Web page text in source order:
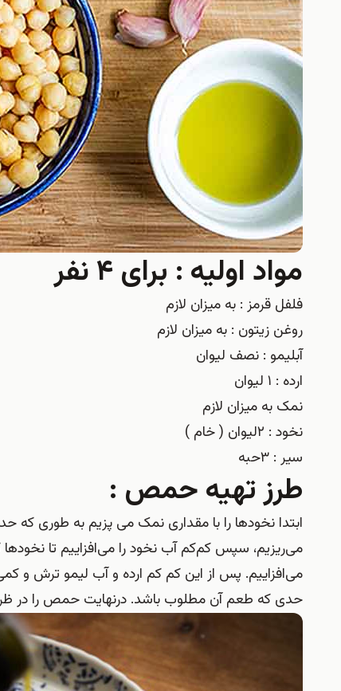
مواد اولیه : برای ۴ نفر
فلفل قرمز : به میزان لازم
روغن زیتون : به میزان لازم
آبلیمو : نصف لیوان
ارده : ۱ لیوان
نمک به میزان لازم
نخود : ۲لیوان ( خام )
سیر : ۳حبه
طرز تهیه حمص :
ابتدا نخودها را با مقداری نمک می پزیم به طوری
می‌ریزیم، سپس کم‌کم آب نخود را می‌افزاییم تا
می‌افزاییم. پس از این کم کم ارده و آب لیمو ترش و
حدی که طعم آن مطلوب باشد. درنهایت حمص را در